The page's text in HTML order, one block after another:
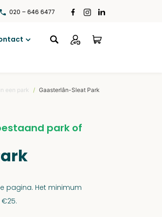
020 – 646 6477
een park / Gaasterlân-Sleat Park
park of
pagina. Het minimum